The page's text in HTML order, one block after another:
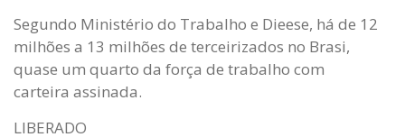
Segundo Ministério do Trabalho e Dieese, há de 12
milhões a 13 milhões de terceirizados no Brasi,
quase um quarto da força de trabalho com
carteira assinada.
LIBERADO